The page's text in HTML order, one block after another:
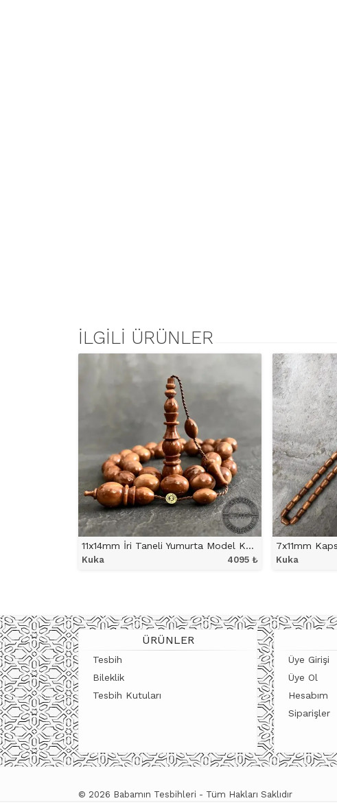
İLGILI ÜRÜNLER
11x14mm İri Taneli Yumurta Model Kuka Tesbih
Kuka 4095 ₺ Kuka
ÜRÜNLER
Tesbih
Bileklik
Tesbih Kutuları
Üye Girişi
Üye Ol
Hesabım
Siparişler
© 2026 Babamın Tesbihleri - Tüm Hakları Saklıdır